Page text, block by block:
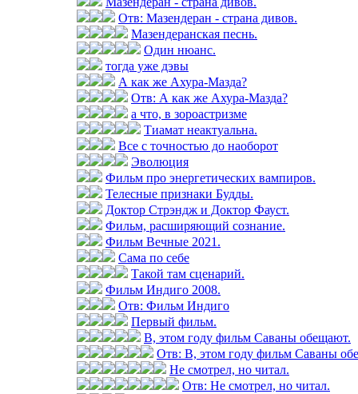
Отв: Мазендеран - страна дивов.
Мазендеранская песнь.
Один нюанс.
тогда уже дэвы
А как же Ахура-Мазда?
Отв: А как же Ахура-Мазда?
а что, в зороастризме
Тиамат неактуальна.
Все с точностью до наоборот
Эволюция
Фильм про энергетических вампиров.
Телесные признаки Будды.
Доктор Стрэндж и Доктор Фауст.
Фильм, расширяющий сознание.
Фильм Вечные 2021.
Сама по себе
Такой там сценарий.
Фильм Индиго 2008.
Отв: Фильм Индиго
Первый фильм.
В, этом году фильм Саваны обещают.
Отв: В, этом году фильм Саваны
Не смотрел, но читал.
Отв: Не смотрел, но читал.